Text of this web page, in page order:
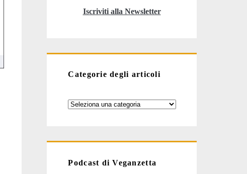
Iscriviti alla Newsletter
Categorie degli articoli
Categorie
Podcast di Veganzetta